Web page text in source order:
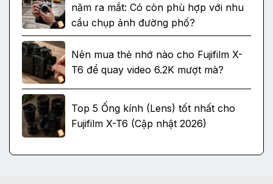
năm ra mắt: Có còn phù hợp với nhu
cầu chụp ảnh đường phố?
Nên mua thẻ nhớ nào cho Fujifilm X-
T6 để quay video 6.2K mượt mà?
Top 5 Ống kính (Lens) tốt nhất cho
Fujifilm X-T6 (Cập nhật 2026)